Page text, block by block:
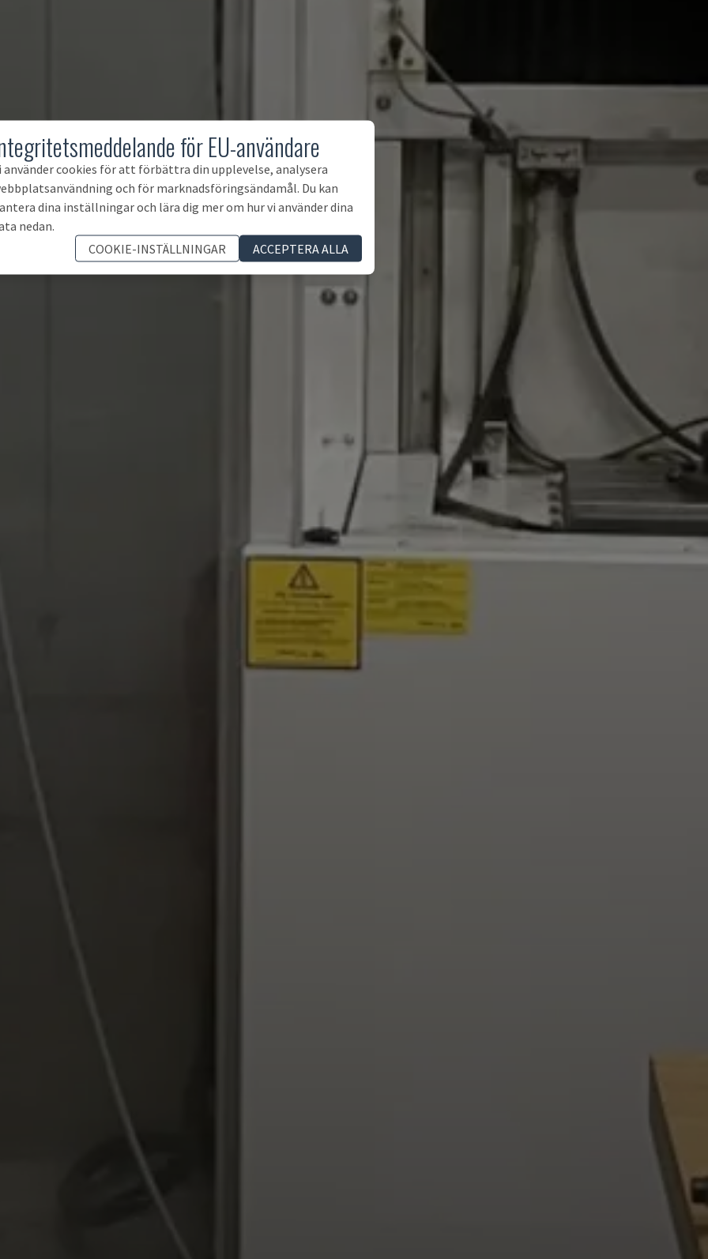
för EU-användare
använder cookies för att förbättra din upplevelse, analysera
och för marknadsföringsändamål. Du kan
dina inställningar och lära dig mer om hur vi använder dina
nedan.
COOKIE-INSTÄLLNINGAR
ACCEPTERA ALLA